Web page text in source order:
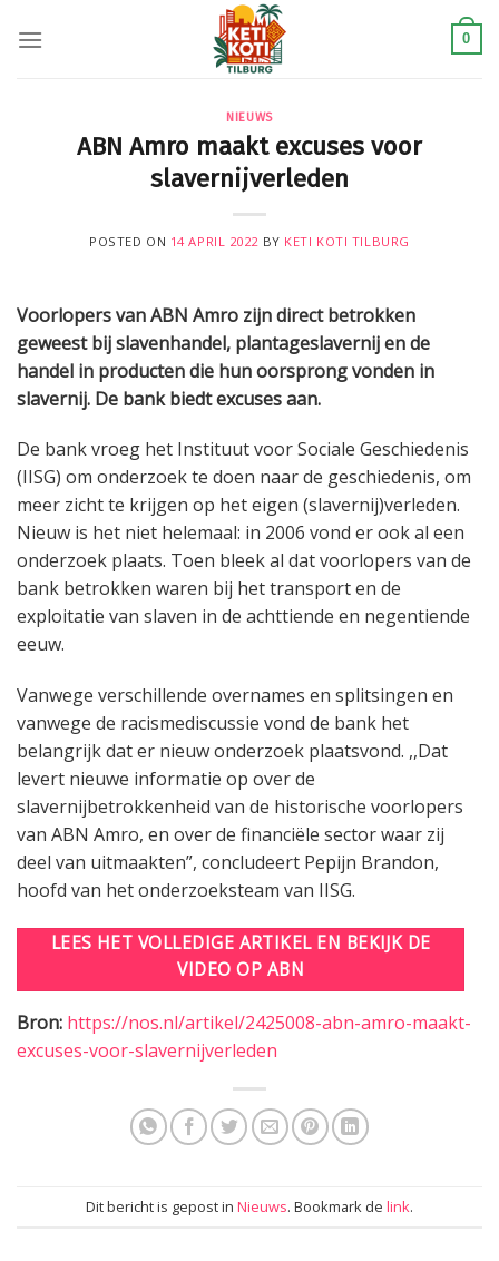
0
NIEUWS
ABN Amro maakt excuses voor
slavernijverleden
POSTED ON 14 APRIL 2022 BY KETI KOTI TILBURG
Voorlopers van ABN Amro zijn direct betrokken
geweest bij slavenhandel, plantageslavernij en de
handel in producten die hun oorsprong vonden in
slavernij. De bank biedt excuses aan.
De bank vroeg het Instituut voor Sociale Geschiedenis
(IISG) om onderzoek te doen naar de geschiedenis, om
meer zicht te krijgen op het eigen (slavernij)verleden.
Nieuw is het niet helemaal: in 2006 vond er ook al een
onderzoek plaats. Toen bleek al dat voorlopers van de
bank betrokken waren bij het transport en de
exploitatie van slaven in de achttiende en negentiende
eeuw.
Vanwege verschillende overnames en splitsingen en
vanwege de racismediscussie vond de bank het
belangrijk dat er nieuw onderzoek plaatsvond. ,,Dat
levert nieuwe informatie op over de
slavernijbetrokkenheid van de historische voorlopers
van ABN Amro, en over de financiële sector waar zij
deel van uitmaakten”, concludeert Pepijn Brandon,
hoofd van het onderzoeksteam van IISG.
LEES HET VOLLEDIGE ARTIKEL EN BEKIJK DE
VIDEO OP ABN
Bron: https://nos.nl/artikel/2425008-abn-amro-maakt-
excuses-voor-slavernijverleden
Dit bericht is gepost in Nieuws. Bookmark de link.